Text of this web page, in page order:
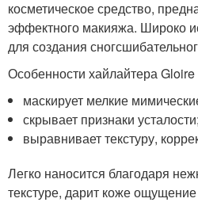
косметическое средство,
эффектного макияжа. Широко
для создания
Особенности хайлайтера Gloire
маскирует мелкие
скрывает признаки усталости;
выравнивает текстуру,
Легко наносится благодаря
текстуре, дарит коже